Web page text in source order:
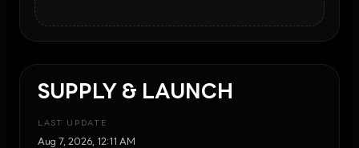
SUPPLY & LAUNCH
LAST UPDATE
Aug 7, 2026, 12:11 AM